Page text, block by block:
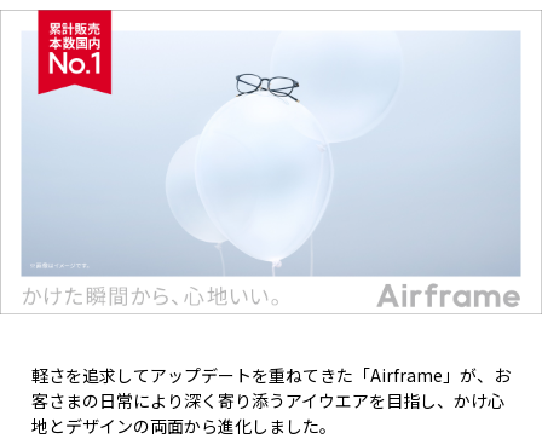
軽さを追求してアップデートを重ねてきた「Airframe」が、お
客さまの日常により深く寄り添うアイウエアを目指し、かけ心
地とデザインの両面から進化しました。